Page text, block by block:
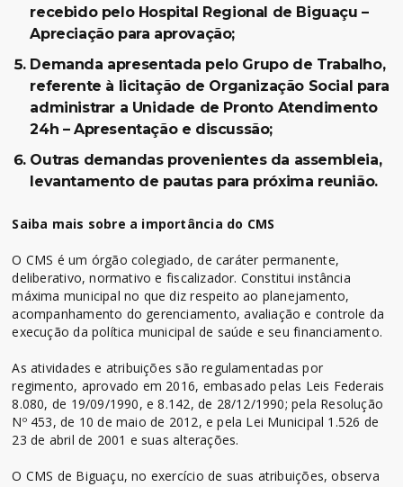
recebido pelo Hospital Regional de Biguaçu –
Apreciação para aprovação;
Demanda apresentada pelo Grupo de Trabalho,
referente à licitação de Organização Social para
administrar a Unidade de Pronto Atendimento
24h – Apresentação e discussão;
Outras demandas provenientes da assembleia,
levantamento de pautas para próxima reunião.
Saiba mais sobre a importância do CMS
O CMS é um órgão colegiado, de caráter permanente,
deliberativo, normativo e fiscalizador. Constitui instância
máxima municipal no que diz respeito ao planejamento,
acompanhamento do gerenciamento, avaliação e controle da
execução da política municipal de saúde e seu financiamento.
As atividades e atribuições são regulamentadas por
regimento, aprovado em 2016, embasado pelas Leis Federais
8.080, de 19/09/1990, e 8.142, de 28/12/1990; pela Resolução
Nº 453, de 10 de maio de 2012, e pela Lei Municipal 1.526 de
23 de abril de 2001 e suas alterações.
O CMS de Biguaçu, no exercício de suas atribuições, observa